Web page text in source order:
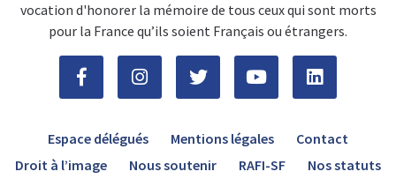
vocation d'honorer la mémoire de tous ceux qui sont morts
pour la France qu’ils soient Français ou étrangers.
Espace délégués Mentions légales
Contact
Droit à l’image
Nous soutenir RAFI-SF Nos statuts